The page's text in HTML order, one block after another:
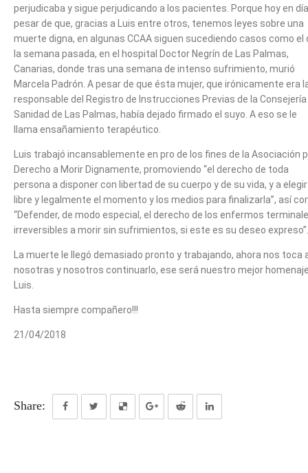
perjudicaba y sigue perjudicando a los pacientes. Porque hoy en
pesar de que, gracias a Luis entre otros, tenemos leyes sobre una
muerte digna, en algunas CCAA siguen sucediendo casos como el
la semana pasada, en el hospital Doctor Negrín de Las Palmas,
Canarias, donde tras una semana de intenso sufrimiento, murió
Marcela Padrón. A pesar de que ésta mujer, que irónicamente era
responsable del Registro de Instrucciones Previas de la Consejería
Sanidad de Las Palmas, había dejado firmado el suyo. A eso se le
llama ensañamiento terapéutico.
Luis trabajó incansablemente en pro de los fines de la Asociación
Derecho a Morir Dignamente, promoviendo “el derecho de toda
persona a disponer con libertad de su cuerpo y de su vida, y a elegir
libre y legalmente el momento y los medios para finalizarla”, así
“Defender, de modo especial, el derecho de los enfermos
irreversibles a morir sin sufrimientos, si este es su deseo expreso”.
La muerte le llegó demasiado pronto y trabajando, ahora nos toca
nosotras y nosotros continuarlo, ese será nuestro mejor
Luis.
Hasta siempre compañero!!!
21/04/2018
Share: